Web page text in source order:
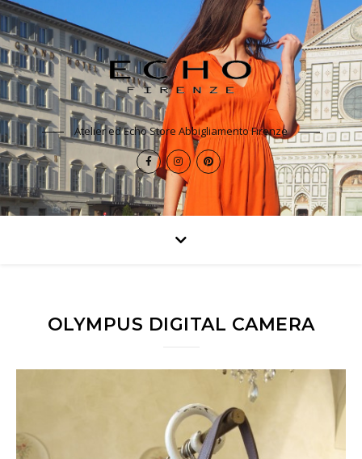
Atelier ed Echo Store Abbigliamento Firenze
OLYMPUS DIGITAL CAMERA